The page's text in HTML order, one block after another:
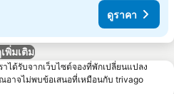
ดูราคา
พิ่มเติม
ได้รับจากเว็บไซต์จองที่พักเปลี่ยนแปลง
อาจไม่พบข้อเสนอที่เหมือนกับ trivago